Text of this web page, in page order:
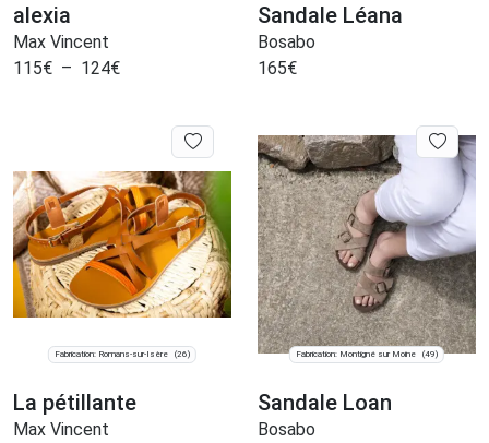
alexia
Max Vincent
115€ – 124€
Sandale Léana
Bosabo
165€
Fabrication: Romans-sur-Isère (26)
La pétillante
Max Vincent
Fabrication: Montigné sur Moine (49)
Sandale Loan
Bosabo